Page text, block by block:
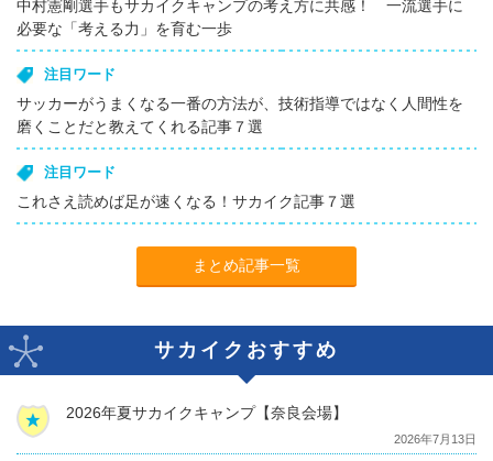
中村憲剛選手もサカイクキャンプの考え方に共感！ 一流選手に
必要な「考える力」を育む一歩
注目ワード
サッカーがうまくなる一番の方法が、技術指導ではなく人間性を
磨くことだと教えてくれる記事７選
注目ワード
これさえ読めば足が速くなる！サカイク記事７選
まとめ記事一覧
サカイクおすすめ
2026年夏サカイクキャンプ【奈良会場】
2026年7月13日